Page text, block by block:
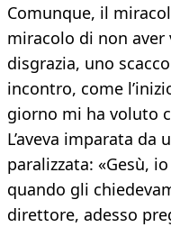
Comunque, il
miracolo di non
disgrazia, uno
incontro, come
giorno mi ha voluto
L’aveva imparata
paralizzata: «Gesù,
quando gli
direttore, adesso